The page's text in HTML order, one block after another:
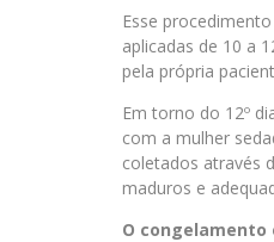
Esse
aplicadas de 10 a
pela própria
Em torno do 12º
com a mulher
coletados através
maduros e
O